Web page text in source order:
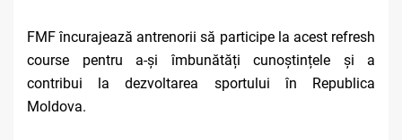
FMF încurajează antrenorii să participe la acest refresh
course pentru a-și îmbunătăți cunoștințele și a
contribui la dezvoltarea sportului în Republica
Moldova.